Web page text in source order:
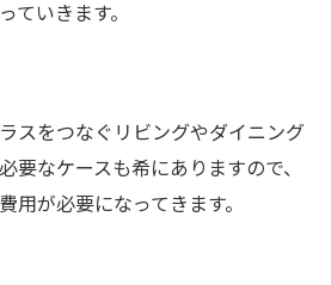
ていきます。
スをつなぐリビングやダイニング
要なケースも希にありますので、
用が必要になってきます。